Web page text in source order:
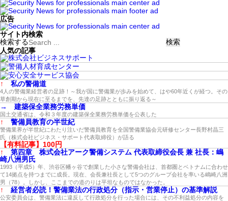
広告
サイト内検索
検索する
人気の記事
↑ 私の警備道
4人の警備業経営者の足跡！～我が国に警備業が歩みを始めて、はや60年近くが経つ。その
草創期から現在に至るまでを、先達の足跡とともに振り返る～
→ 建築保全業務労務単価
国土交通省は、令和３年度の建築保全業務労務単価を公表した
↑ 警備員教育の半世紀
警備業界が半世紀にわたり注いだ警備員教育を全国警備業協会元研修センター長野村晶三
氏（株式会社ビジネス・サポート代表取締役）が語る
【有料記事】100円
↑
第四章 株式会社アーク警備システム 代表取締役会長 兼 社長：嶋
崎八洲男氏
1993（平成5）年、渋谷区幡ヶ谷で創業した小さな警備会社は、首都圏とベトナムに合わせ
て14拠点を持つまでに成長。現在、会長兼社長として5つのグループ会社を率いる嶋崎八洲
男（78）。しかし、ここまでの道のりは平坦なものではなかった。
↑ 経営者必読！警備業法の行政処分（指示・営業停止）の基準解説
公安委員会は、警備業法に違反して行政処分を行った場合には、その不利益処分の内容を